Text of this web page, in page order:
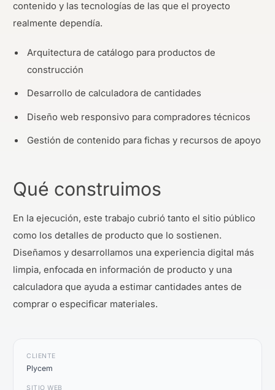
contenido y las tecnologías de las que el proyecto
realmente dependía.
Arquitectura de catálogo para productos de
construcción
Desarrollo de calculadora de cantidades
Diseño web responsivo para compradores técnicos
Gestión de contenido para fichas y recursos de apoyo
Qué construimos
En la ejecución, este trabajo cubrió tanto el sitio público
como los detalles de producto que lo sostienen.
Diseñamos y desarrollamos una experiencia digital más
limpia, enfocada en información de producto y una
calculadora que ayuda a estimar cantidades antes de
comprar o especificar materiales.
CLIENTE
Plycem
SITIO WEB